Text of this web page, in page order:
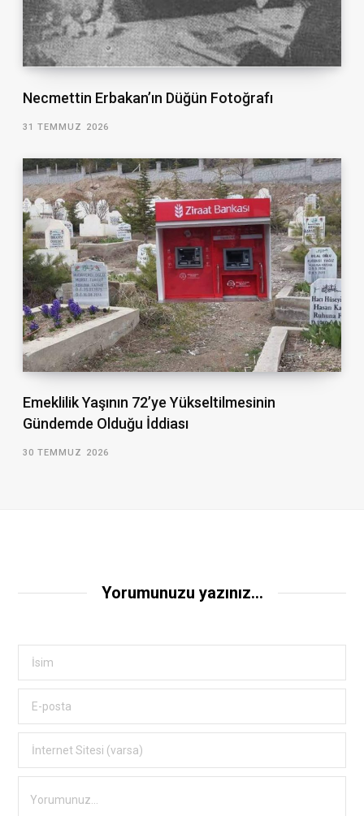
Necmettin Erbakan’ın Düğün Fotoğrafı
31 TEMMUZ 2026
Emeklilik Yaşının 72’ye Yükseltilmesinin
Gündemde Olduğu İddiası
30 TEMMUZ 2026
Yorumunuzu yazınız...